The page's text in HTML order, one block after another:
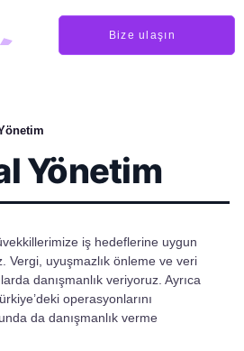
Bize ulaşın
Yönetim
iş hedeflerine uygun
Vergi, uyuşmazlık önleme ve veri
danışmanlık veriyoruz. Ayrıca
operasyonlarını
da danışmanlık verme